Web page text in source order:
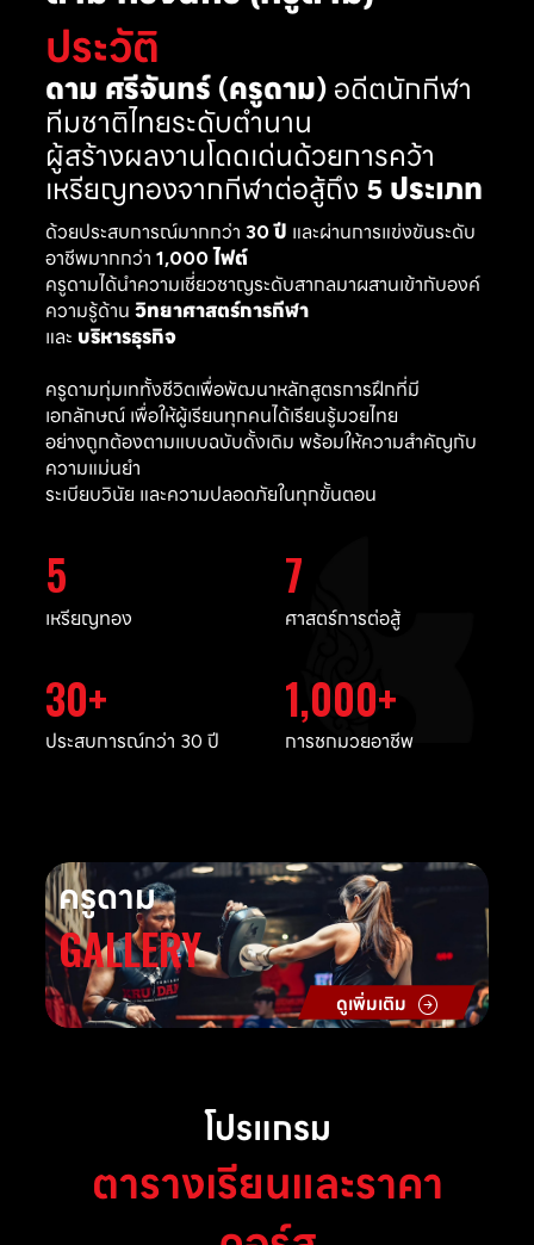
ประวัติ
ดาม ศรีจันทร์ (ครูดาม)อดีตนักกีฬา
ทีมชาติไทยระดับตำนาน
ผู้สร้างผลงานโดดเด่นด้วยการคว้า
เหรียญทองจากกีฬาต่อสู้ถึง 5 ประเภท
ด้วยประสบการณ์มากกว่า 30 ปี และผ่านการแข่งขันระดับ
อาชีพมากกว่า 1,000 ไฟต์
ครูดามได้นำความเชี่ยวชาญระดับสากลมาผสานเข้ากับองค์
ความรู้ด้าน วิทยาศาสตร์การกีฬา
และ บริหารธุรกิจ
ครูดามทุ่มเททั้งชีวิตเพื่อพัฒนาหลักสูตรการฝึกที่มี
เอกลักษณ์ เพื่อให้ผู้เรียนทุกคนได้เรียนรู้มวยไทย
อย่างถูกต้องตามแบบฉบับดั้งเดิม พร้อมให้ความสำคัญกับ
ความแม่นยำ
ระเบียบวินัย และความปลอดภัยในทุกขั้นตอน
5
เหรียญทอง
7
ศาสตร์การต่อสู้
30
ประสบการณ์กว่า 30 ปี
1,000
การชกมวยอาชีพ
ครูดาม
GALLERY
ดูเพิ่มเติม
โปรแกรม
ตารางเรียนและราคา